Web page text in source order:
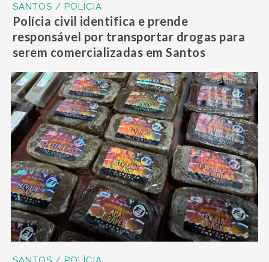
SANTOS / POLÍCIA
Polícia civil identifica e prende
responsável por transportar drogas para
serem comercializadas em Santos